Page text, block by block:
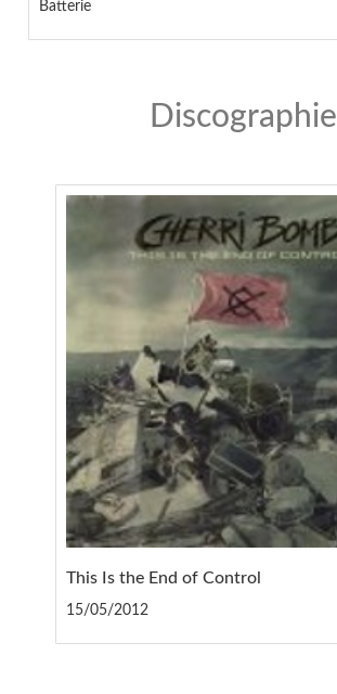
Batterie
Discographie
This Is the End of Control
15/05/2012